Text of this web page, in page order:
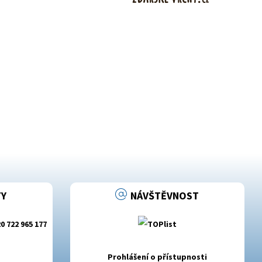
722 965 177
NÁVŠTĚVNOST
Prohlášení o přístupnosti